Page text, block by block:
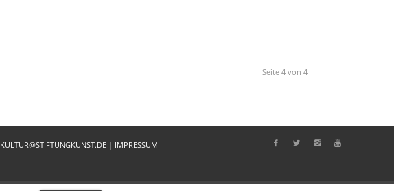
Seite 4 von 4
KULTUR@STIFTUNGKUNST.DE | IMPRESSUM